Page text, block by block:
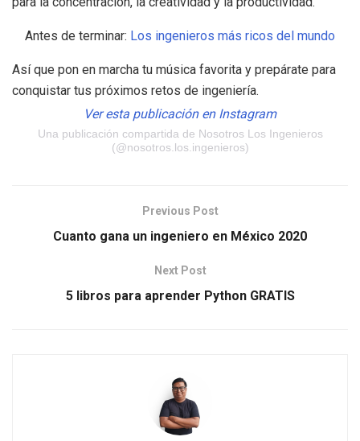
Antes de terminar: Los ingenieros más ricos del mundo
Así que pon en marcha tu música favorita y prepárate para
conquistar tus próximos retos de ingeniería.
Ver esta publicación en Instagram
Una publicación compartida de Nosotros Los Ingenieros
(@nosotros.los.ingenieros)
Previous Post
Cuanto gana un ingeniero en México 2020
Next Post
5 libros para aprender Python GRATIS